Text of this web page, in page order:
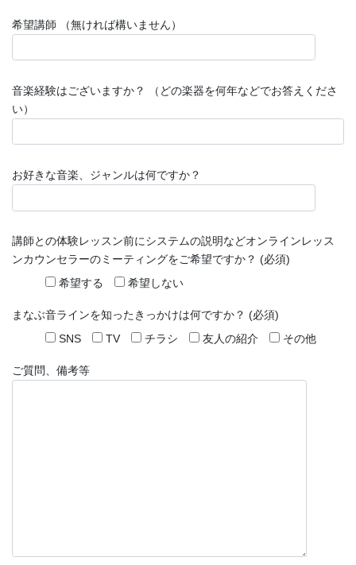
希望講師 （無ければ構いません）
音楽経験はございますか？ （どの楽器を何年などでお答えくださ
い）
お好きな音楽、ジャンルは何ですか？
講師との体験レッスン前にシステムの説明などオンラインレッス
ンカウンセラーのミーティングをご希望ですか？ (必須)
希望する
希望しない
まなぶ音ラインを知ったきっかけは何ですか？ (必須)
SNS
TV チラシ 友人の紹介 その他
ご質問、備考等